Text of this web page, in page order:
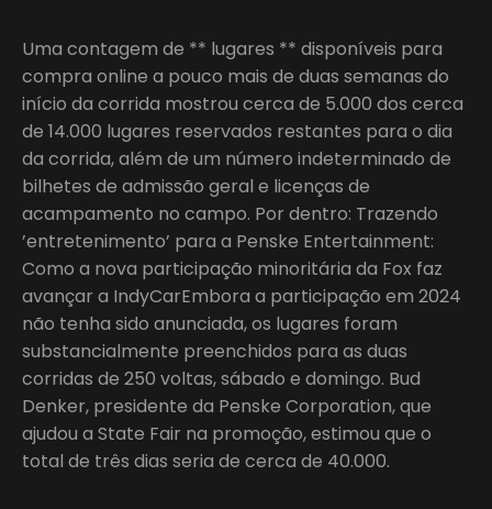
Uma contagem de ** lugares ** disponíveis para
compra online a pouco mais de duas semanas do
início da corrida mostrou cerca de 5.000 dos cerca
de 14.000 lugares reservados restantes para o dia
da corrida, além de um número indeterminado de
bilhetes de admissão geral e licenças de
acampamento no campo. Por dentro: Trazendo
’entretenimento’ para a Penske Entertainment:
Como a nova participação minoritária da Fox faz
avançar a IndyCarEmbora a participação em 2024
não tenha sido anunciada, os lugares foram
substancialmente preenchidos para as duas
corridas de 250 voltas, sábado e domingo. Bud
Denker, presidente da Penske Corporation, que
ajudou a State Fair na promoção, estimou que o
total de três dias seria de cerca de 40.000.